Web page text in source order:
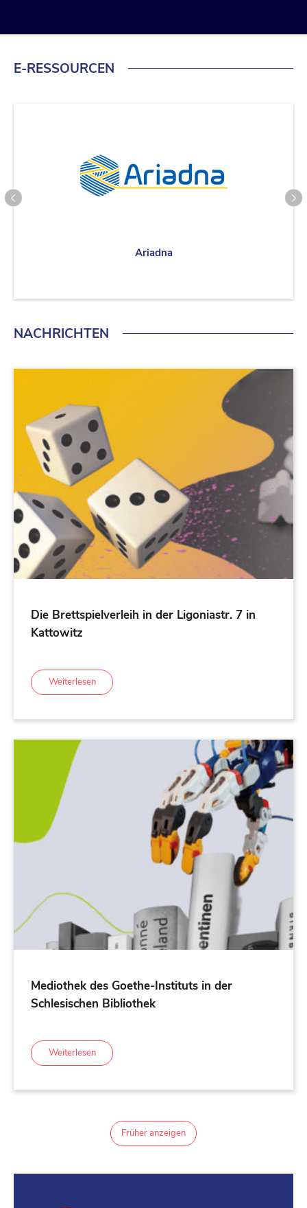
E-RESSOURCEN
Ariadna
NACHRICHTEN
Die Brettspielverleih in der Ligoniastr. 7 in
Kattowitz
Weiterlesen
Mediothek des Goethe-Instituts in der
Schlesischen Bibliothek
Weiterlesen
Früher anzeigen